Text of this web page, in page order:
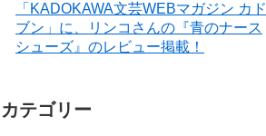
「KADOKAWA文芸WEBマガジン カド
ブン」に、リンコさんの『青のナース
シューズ』のレビュー掲載！
カテゴリー